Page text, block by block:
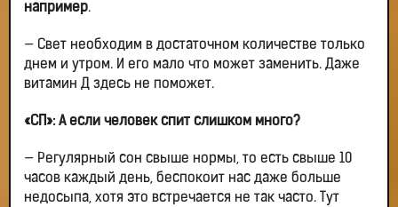
например.
— Свет необходим в достаточном количестве только
днем и утром. И его мало что может заменить. Даже
витамин Д здесь не поможет.
«СП»: А если человек спит слишком много?
— Регулярный сон свыше нормы, то есть свыше 10
часов каждый день, беспокоит нас даже больше
недосыпа, хотя это встречается не так часто. Тут